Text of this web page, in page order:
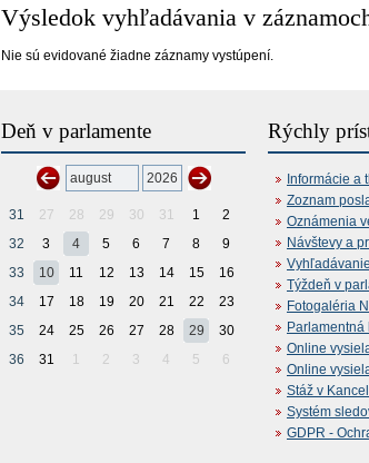
Výsledok vyhľadávania v
Nie sú evidované žiadne záznamy vystúpení.
Deň v parlamente
31 27 28 29 30 31 1
2
32
3 4 5 6 7 8
9
33
10 11 12 13 14 15
16
34
17 18 19 20 21 22
23
35
24 25 26 27 28 29
30
36
31 1 2 3 4 5 6
Rýchly
Informácie a
Zoznam
Oznámenia
Návštevy a
Týždeň v
Fotogaléria
Parlamentná
Online
Online
Stáž v
Systém
GDPR -